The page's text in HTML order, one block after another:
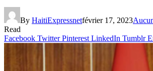
By HaitiExpressnetfévrier 17, 2023
Read
Facebook Twitter Pinterest LinkedIn Tumblr